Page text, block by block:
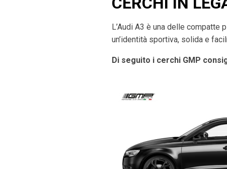
L’Audi A3 è una delle compatte
un’identità sportiva, solida e
Di seguito i cerchi GMP